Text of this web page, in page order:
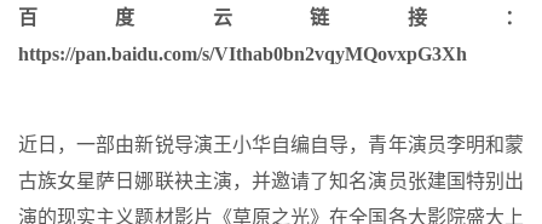
百度云链接：
https://pan.baidu.com/s/VIthab0bn2vqyMQovxpG3Xh
近日，一部由新锐导演王小华自编自导，青年演员李明和蒙
古族女星萨日娜联袂主演，并邀请了知名演员张建国特别出
演的现实主义题材影片《草原之光》在全国各大影院盛大上